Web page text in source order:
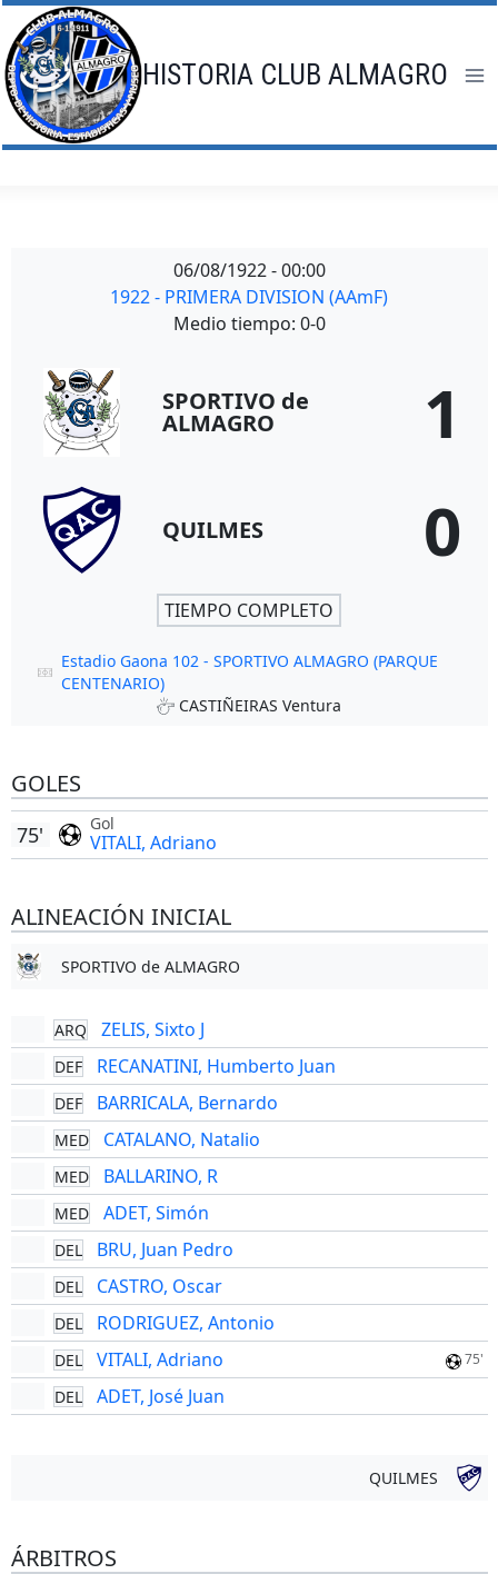
Saltar
al
contenido
HISTORIA CLUB ALMAGRO
06/08/1922 - 00:00
1922 - PRIMERA DIVISION (AAmF)
Medio tiempo: 0-0
SPORTIVO de
ALMAGRO 1
QUILMES 0
TIEMPO COMPLETO
Estadio Gaona 102 - SPORTIVO ALMAGRO (PARQUE
CENTENARIO)
CASTIÑEIRAS Ventura
GOLES
Gol
VITALI, Adriano
75'
ALINEACIÓN INICIAL
SPORTIVO de ALMAGRO
ARQ ZELIS, Sixto J
DEF RECANATINI, Humberto Juan
DEF BARRICALA, Bernardo
MED CATALANO, Natalio
MED BALLARINO, R
MED ADET, Simón
DEL BRU, Juan Pedro
DEL CASTRO, Oscar
DEL RODRIGUEZ, Antonio
DEL VITALI, Adriano 75'
DEL ADET, José Juan
QUILMES
ÁRBITROS